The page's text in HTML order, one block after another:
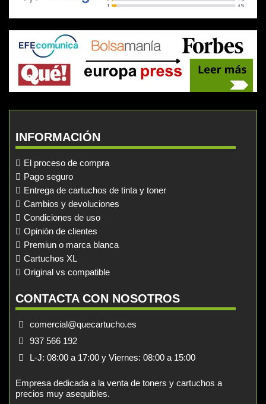
INFORMACIÓN
El proceso de compra
Pago seguro
Entrega de cartuchos de tinta y toner
Cambios y devoluciones
Condiciones de uso
Opinión de clientes
Premiun o marca blanca
Cartuchos XL
Original vs compatible
CONTACTA CON NOSOTROS
comercial@quecartucho.es
937 566 192
L-J: 08:00 a 17:00 y Viernes: 08:00 a 15:00
Empresa dedicada a la venta de toners y cartuchos a
precios muy asequibles.